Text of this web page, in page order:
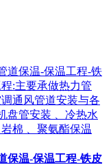
保温-保温工程-铁皮